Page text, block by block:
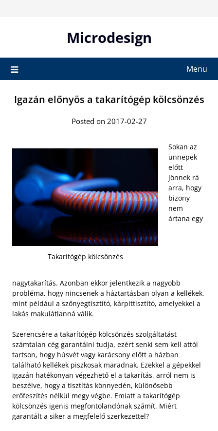
Microdesign
Menu
Igazán előnyös a takarítógép kölcsönzés
Posted on 2017-02-27
Takarítógép kölcsönzés
Sokan az
ünnepek
előtt
jönnek rá
arra, hogy
bizony
nem
ártana egy
nagytakarítás. Azonban ekkor jelentkezik a nagyobb
probléma, hogy nincsenek a háztartásban olyan a kellékek,
mint például a szőnyegtisztító, kárpittisztító, amelyekkel a
lakás makulátlanná válik.
Szerencsére a takarítógép kölcsönzés szolgáltatást
számtalan cég garantálni tudja, ezért senki sem kell attól
tartson, hogy húsvét vagy karácsony előtt a házban
található kellékek piszkosak maradnak. Ezekkel a gépekkel
igazán hatékonyan végezhető el a takarítás, arról nem is
beszélve, hogy a tisztítás könnyedén, különösebb
erőfeszítés nélkül megy végbe. Emiatt a takarítógép
kölcsönzés igenis megfontolandónak számít. Miért
garantált a siker a megfelelő szerkezettel?